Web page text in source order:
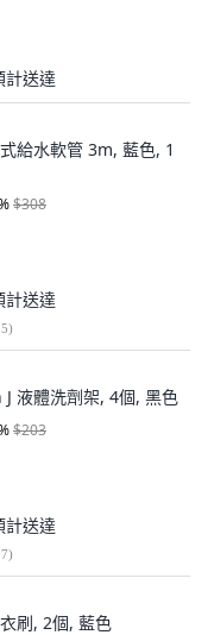
計送達
給水軟管 3m, 藍色, 1
$308
計送達
)
液體洗劑架, 4個, 黑色
$203
計送達
)
刷, 2個, 藍色